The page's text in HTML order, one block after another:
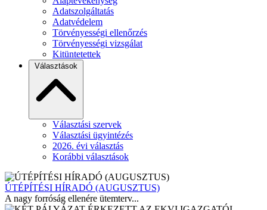
Adatszolgáltatás
Adatvédelem
Törvényességi ellenőrzés
Törvényességi vizsgálat
Kitüntetettek
Választások
Választási szervek
Választási ügyintézés
2026. évi választás
Korábbi választások
ÚTÉPÍTÉSI HÍRADÓ (AUGUSZTUS)
A nagy forróság ellenére ütemterv...